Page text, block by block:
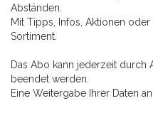
Abständen.
Mit Tipps, Infos, Aktionen
Sortiment.
Das Abo kann jederzeit durch
beendet werden.
Eine Weitergabe Ihrer Daten